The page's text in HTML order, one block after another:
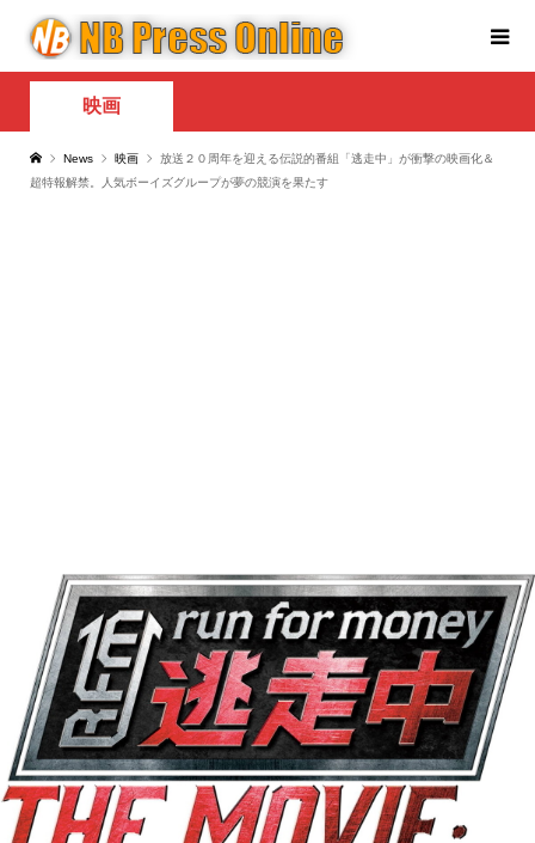
映画
News 映画
放送２０周年を迎える伝説的番組「逃走中」が衝撃の映画化＆
超特報解禁。人気ボーイズグループが夢の競演を果たす